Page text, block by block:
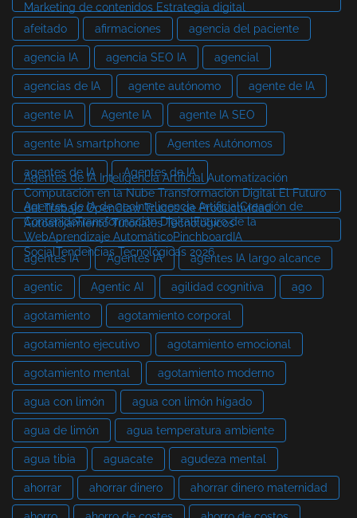
Marketing de contenidos Estrategia digital
afeitado
afirmaciones agencia del paciente
agencia IA agencia SEO IA agencial
agencias de IA agente autónomo agente de IA
agente IA Agente IA agente IA SEO
agente IA smartphone Agentes Autónomos
agentes de IA Agentes de IA
Agentes de IA Inteligencia Artificial Automatización
Computación en la Nube Transformación Digital El Futuro
del Trabajo OpenClaw Trucos de Productividad
Autoalojamiento Tutoriales Tecnológicos
Agentes de IA de aeoInteligencia ArtificialCreación de
ContenidoTransformación DigitalFuturo de la
WebAprendizaje AutomáticoPinchboardIA
SocialTendencias Tecnológicas 2026
agentes IA Agentes IA agentes IA largo alcance
agentic Agentic AI agilidad cognitiva ago
agotamiento agotamiento corporal
agotamiento ejecutivo agotamiento emocional
agotamiento mental agotamiento moderno
agua con limón agua con limón hígado
agua de limón agua temperatura ambiente
agua tibia aguacate agudeza mental
ahorrar ahorrar dinero ahorrar dinero maternidad